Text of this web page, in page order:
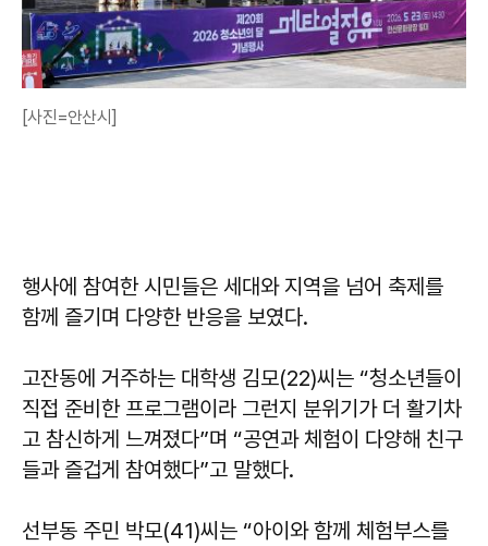
[사진=안산시]
행사에 참여한 시민들은 세대와 지역을 넘어 축제를
함께 즐기며 다양한 반응을 보였다.
고잔동에 거주하는 대학생 김모(22)씨는 “청소년들이
직접 준비한 프로그램이라 그런지 분위기가 더 활기차
고 참신하게 느껴졌다”며 “공연과 체험이 다양해 친구
들과 즐겁게 참여했다”고 말했다.
선부동 주민 박모(41)씨는 “아이와 함께 체험부스를